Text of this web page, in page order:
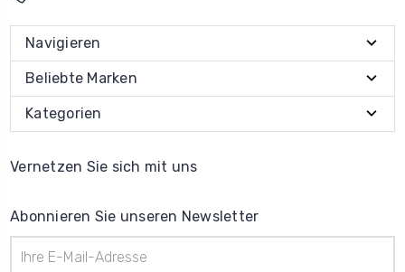
Navigieren
Beliebte Marken
Kategorien
Vernetzen Sie sich mit uns
Abonnieren Sie unseren Newsletter
Mail-